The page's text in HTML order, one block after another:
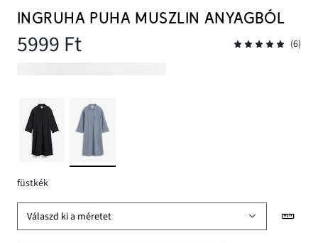
INGRUHA PUHA MUSZLIN ANYAGBÓL
5999 Ft (6)
füstkék
Válaszd ki a méretet